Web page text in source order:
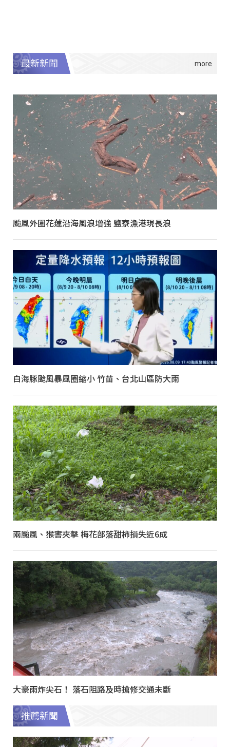
最新新聞
颱風外圍花蓮沿海風浪增強 鹽寮漁港現長浪
白海豚颱風暴風圈縮小 竹苗、台北山區防大雨
兩颱風、猴害夾擊 梅花部落甜柿損失近6成
大豪雨炸尖石！ 落石阻路及時搶修交通未斷
推薦新聞